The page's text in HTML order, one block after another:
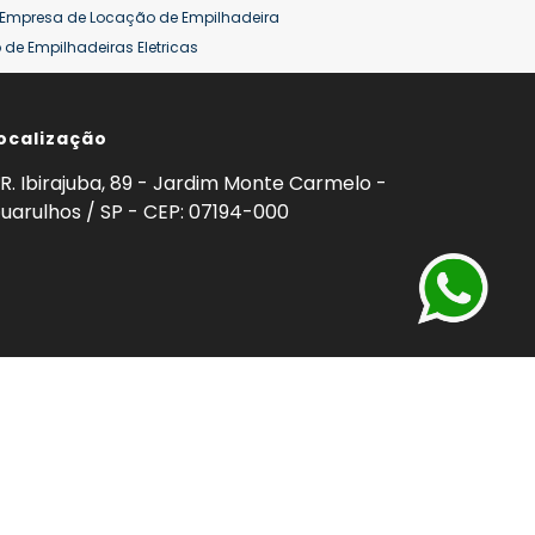
Empresa de Locação de Empilhadeira
Empilhadeiras Eletricas
de Empilhadeiras
Empilhadeira Hyster
ton Venda Empilhadeiras 25 ton
R. Ibirajuba, 89 - Jardim Monte Carmelo -
/ SP - CEP: 07194-000